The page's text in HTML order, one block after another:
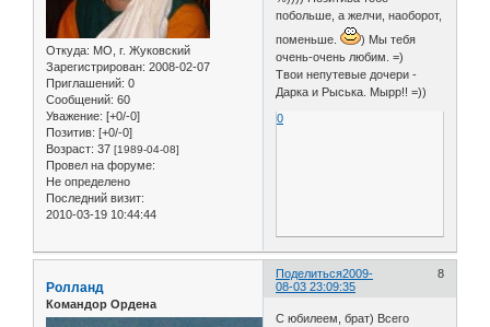
Откуда: МО, г. Жуковский
Зарегистрирован: 2008-02-07
Приглашений: 0
Сообщений: 60
Уважение: [+0/-0]
Позитив: [+0/-0]
Возраст: 37 [1989-04-08]
Провел на форуме:
Не определено
Последний визит:
2010-03-19 10:44:44
побольше, а желчи, наоборот,
поменьше.
) Мы тебя
очень-очень любим. =)
Твои непутевые дочери -
Дарка и Рыська. Мырр!! =))
0
Поделиться 8
2009-
08-03 23:09:35
Ролланд
Командор Ордена
С юбилеем, брат) Всего